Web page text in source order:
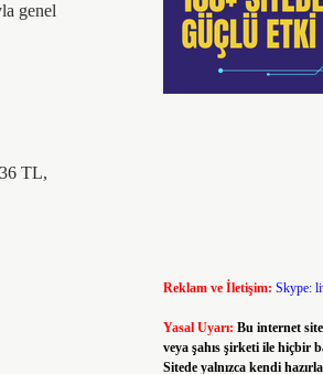
genel
TL,
Reklam ve İletişim: Skype:
Yasal Uyarı: Bu internet
veya şahıs şirketi ile hiçbir
Sitede yalnızca kendi